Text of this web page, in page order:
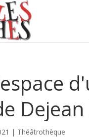
| Théâtrothèque